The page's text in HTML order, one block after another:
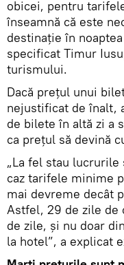
obicei, pentru
înseamnă că este
destinație în
specificat Timur
turismului.
Dacă prețul unui
nejustificat de înalt,
de bilete în altă zi a
ca prețul să devină
„La fel stau lucrurile
caz tarifele minime
mai devreme decât
Astfel, 29 de zile de
de zile, și nu doar
la hotel”, a explicat